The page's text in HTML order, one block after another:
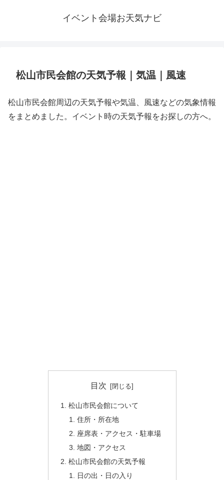
イベント会場お天気ナビ
松山市民会館の天気予報｜気温｜風速
松山市民会館周辺の天気予報や気温、風速などの気象情報
をまとめました。イベント時の天気予報をお探しの方へ。
目次
松山市民会館について
住所・所在地
座席表・アクセス・駐車場
地図・アクセス
松山市民会館の天気予報
日の出・日の入り